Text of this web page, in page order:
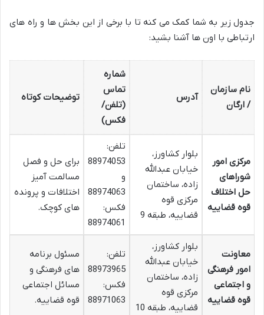
جدول زیر به شما کمک می کنه تا با برخی از این بخش ها و راه های
ارتباطی با اون ها آشنا بشید:
نام سازمان
/ ارگان
آدرس
شماره
تماس
(تلفن/
فکس)
توضیحات کوتاه
مرکزی امور
شوراهای
حل اختلاف
قوه قضاییه
بلوار کشاورز،
خیابان عبدالله
زاده، ساختمان
مرکزی قوه
قضاییه، طبقه 9
تلفن:
88974053
و
88974063
فکس:
88974061
برای حل و فصل
مسالمت آمیز
اختلافات و پرونده
های کوچک.
معاونت
امور فرهنگی
و اجتماعی
قوه قضاییه
بلوار کشاورز،
خیابان عبدالله
زاده، ساختمان
مرکزی قوه
قضاییه، طبقه 10
تلفن:
88973965
فکس:
88971063
مسئول برنامه
های فرهنگی و
مسائل اجتماعی
قوه قضاییه.